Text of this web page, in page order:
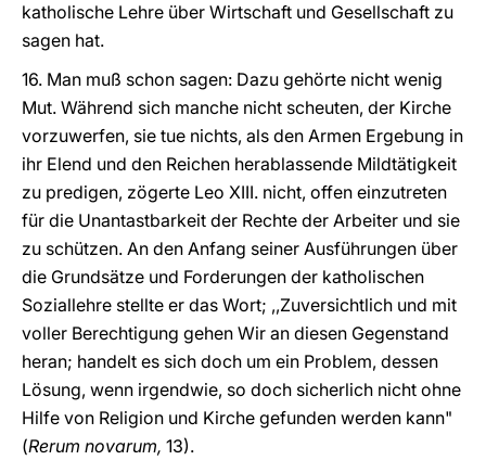
katholische Lehre über Wirtschaft und Gesellschaft zu
sagen hat.
16. Man muß schon sagen: Dazu gehörte nicht wenig
Mut. Während sich manche nicht scheuten, der Kirche
vorzuwerfen, sie tue nichts, als den Armen Ergebung in
ihr Elend und den Reichen herablassende Mildtätigkeit
zu predigen, zögerte Leo XIII. nicht, offen einzutreten
für die Unantastbarkeit der Rechte der Arbeiter und sie
zu schützen. An den Anfang seiner Ausführungen über
die Grundsätze und Forderungen der katholischen
Soziallehre stellte er das Wort; ,,Zuversichtlich und mit
voller Berechtigung gehen Wir an diesen Gegenstand
heran; handelt es sich doch um ein Problem, dessen
Lösung, wenn irgendwie, so doch sicherlich nicht ohne
Hilfe von Religion und Kirche gefunden werden kann"
(Rerum novarum, 13).